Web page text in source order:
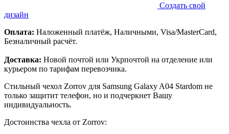
Создать свой
дизайн
Оплата: Наложенный платёж, Наличными, Visa/MasterCard,
Безналичный расчёт.
Доставка: Новой почтой или Укрпочтой на отделение или
курьером по тарифам перевозчика.
Стильный чехол Zorrov для Samsung Galaxy A04 Stardom не
только защитит телефон, но и подчеркнет Вашу
индивидуальность.
Достоинства чехла от Zorrov: